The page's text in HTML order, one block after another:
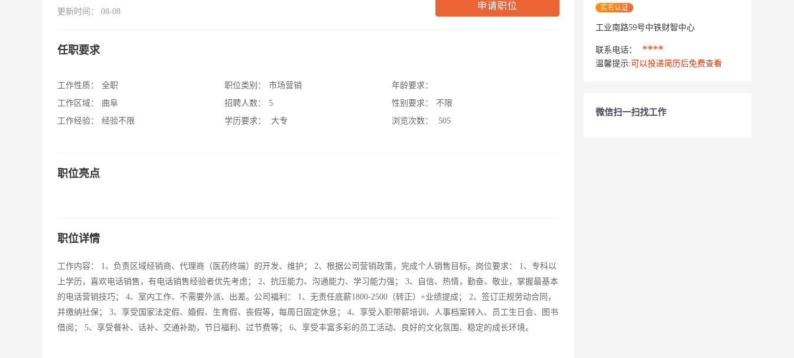
更新时间： 08-08
申请职位
任职要求
工作性质：
全职
工作区域：
曲阜
工作经验：
经验不限
职位类别：
市场营销
招聘人数：
5
学历要求：
大专
年龄要求：
性别要求：
不限
浏览次数：
505
职位亮点
职位详情
工作内容： 1、负责区域经销商、代理商（医药终端）的开发、维护； 2、根据公司营销政策，完成个人销售目标。岗位要求： 1、专科以
上学历，喜欢电话销售，有电话销售经验者优先考虑； 2、抗压能力、沟通能力、学习能力强； 3、自信、热情，勤奋、敬业，掌握最基本
的电话营销技巧； 4、室内工作、不需要外派、出差。公司福利： 1、无责任底薪1800-2500（转正）+业绩提成； 2、签订正规劳动合同，
并缴纳社保； 3、享受国家法定假、婚假、生育假、丧假等，每周日固定休息； 4、享受入职带薪培训、人事档案转入、员工生日会、图书
借阅； 5、享受餐补、话补、交通补助，节日福利、过节费等； 6、享受丰富多彩的员工活动、良好的文化氛围、稳定的成长环境。
实名认证
工业南路59号中铁财智中心
联系电话： ****
温馨提示: 可以投递简历后免费查看
微信扫一扫找工作